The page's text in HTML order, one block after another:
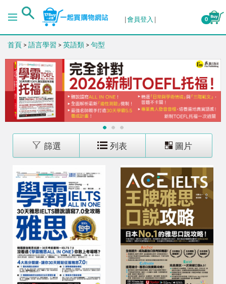
排序
出版日期 (舊→新)
銷售量 (高→低)
銷售量 (低→高)
價格 (高→低)
價格 (低→高)
會員登入 0
首頁 > 語言學習 > 英語類 > 句型
1 2 3
篩選 列表 圖片